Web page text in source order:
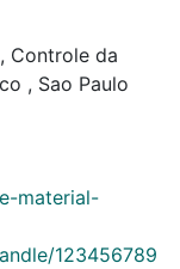
, Controle da
, Sao Paulo
material-
123456789